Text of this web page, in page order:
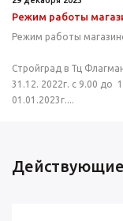
Режим работы
Режим работы
Стройград в Тц
31.12. 2022г. с 9.00 до
01.01.2023г....